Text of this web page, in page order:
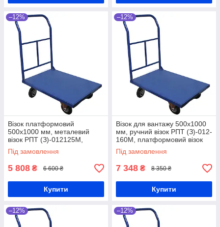
–12%
Візок платформовий
500х1000 мм, металевий
візок РПТ (З)-012125М,
платформний візок
нерозбірний, литий візок
Під замовлення
5 808 ₴ 6 600 ₴
Купити
–12%
Візок для вантажу 500х1000
мм, ручний візок РПТ (З)-012-
160М, платформовий візок
металевий, візок для складу,
вантажний візок
Під замовлення
7 348 ₴ 8 350 ₴
Купити
–12% –12%